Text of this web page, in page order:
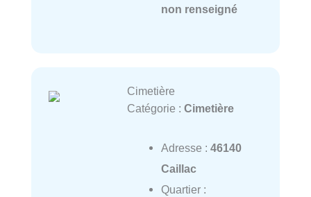
non renseigné
Cimetière
Catégorie : Cimetière
Adresse : 46140
Caillac
Quartier :